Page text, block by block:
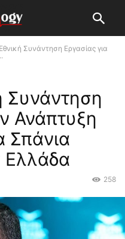
Συνάντηση Εργασίας για
Συνάντηση
Ανάπτυξη
Σπάνια
Ελλάδα
258